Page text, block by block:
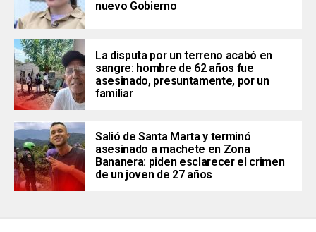
nuevo Gobierno
La disputa por un terreno acabó en
sangre: hombre de 62 años fue
asesinado, presuntamente, por un
familiar
Salió de Santa Marta y terminó
asesinado a machete en Zona
Bananera: piden esclarecer el crimen
de un joven de 27 años